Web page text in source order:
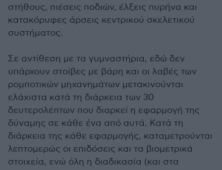
στήθους, πιέσεις ποδιών, έλξεις πυρήνα και
κατακόρυφες άρσεις κεντρικού σκελετικού
συστήματος.
Σε αντίθεση με τα γυμναστήρια, εδώ δεν
υπάρχουν στοίβες με βάρη και οι λαβές των
ρομποτικών μηχανημάτων μετακινούνται
ελάχιστα κατά τη διάρκεια των 30
δευτερολέπτων που διαρκεί η εφαρμογή της
δύναμης σε κάθε ένα από αυτά. Κατά τη
διάρκεια της κάθε εφαρμογής, καταμετρούνται
λεπτομερώς οι επιδόσεις και τα βιομετρικά
στοιχεία, ενώ όλη η διαδικασία (και στα